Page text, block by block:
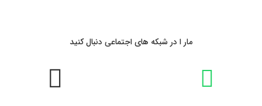
مار ا در شبکه های اجتماعی دنبال کنید